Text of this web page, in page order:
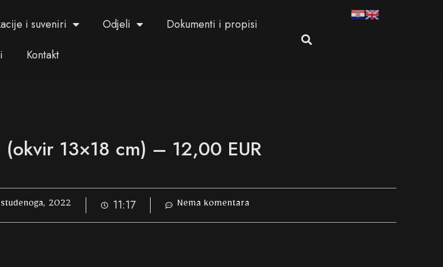
i suveniri Odjeli
Dokumenti i propisi
Kontakt
13×18 cm) – 12,00 EUR
2022 11:17 Nema komentara